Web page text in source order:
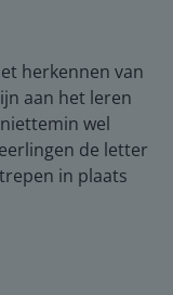
herkennen van
aan het leren
wel
de letter
in plaats